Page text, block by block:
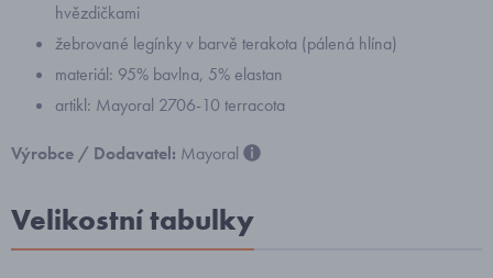
hvězdičkami
žebrované legínky v barvě terakota (pálená hlína)
materiál: 95% bavlna, 5% elastan
artikl: Mayoral 2706-10 terracota
Výrobce / Dodavatel: Mayoral
Velikostní tabulky